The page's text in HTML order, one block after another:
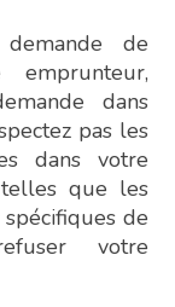
de
dans
pas les
dans votre
telles que les
de
votre